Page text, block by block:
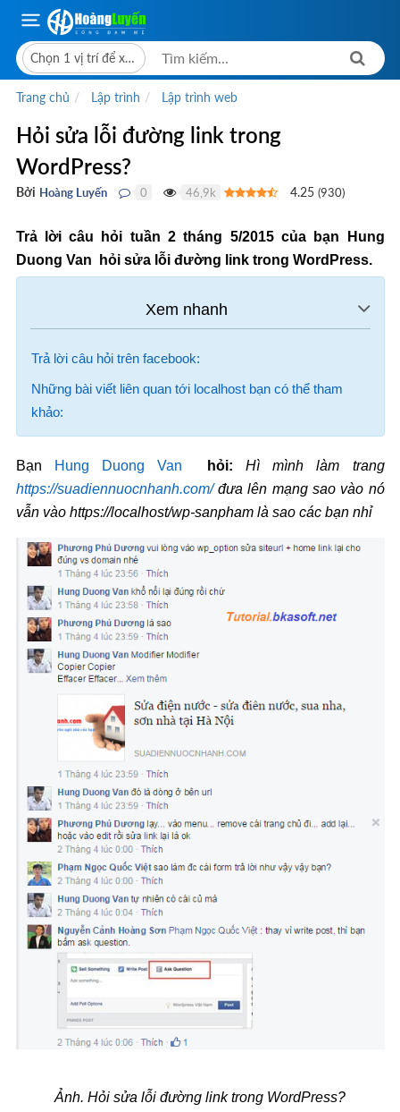
Chọn 1 vị trí để xem giá bán
Trang chủ Lập trình Lập trình web
Hỏi sửa lỗi đường link trong
WordPress?
Bởi Hoàng Luyến 0 46,9k 4.25 (930)
Trả lời câu hỏi tuần 2 tháng 5/2015 của bạn
Hung
Duong Van hỏi sửa lỗi đường link trong WordPress.
Trả lời câu hỏi trên facebook:
Những bài viết liên quan tới localhost bạn có thể tham
khảo:
Bạn Hung Duong Van hỏi:Hì mình làm trang
https://suadiennuocnhanh.com/đưa lên mạng sao vào nó
vẫn vào https://localhost/wp-sanpham là sao các bạn nhỉ
Ảnh. Hỏi sửa lỗi đường link trong WordPress?